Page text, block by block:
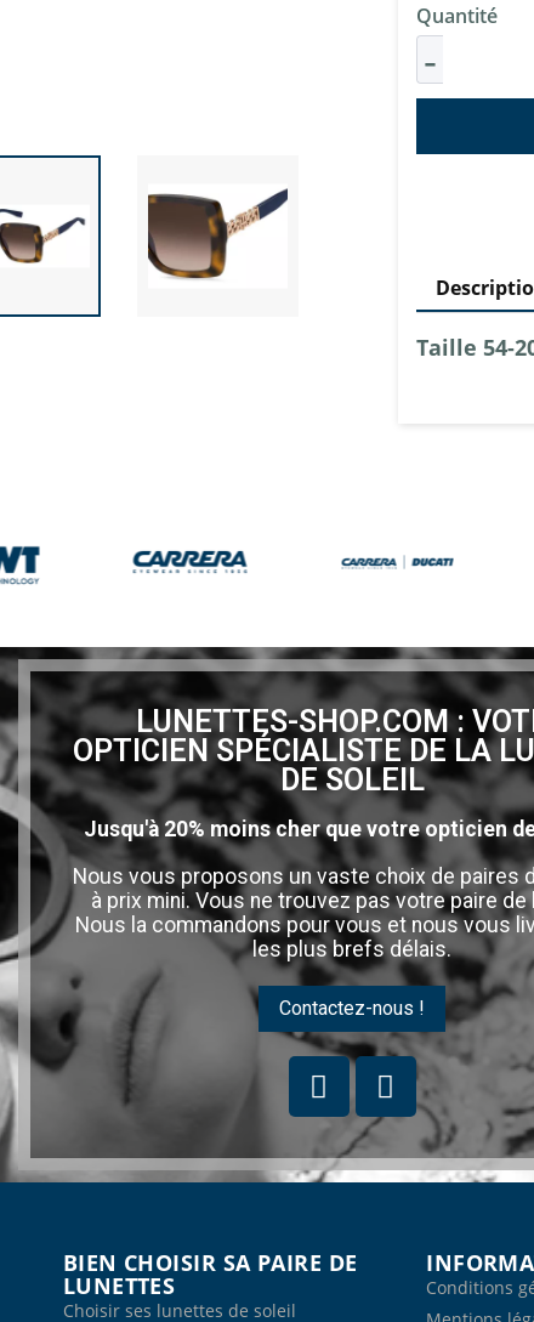
Quantité
Taille 54-
LUNETTES-SHOP.COM :
OPTICIEN SPÉCIALISTE DE LA
DE SOLEIL
Jusqu'à 20% moins cher que votre opticien
Nous vous proposons un vaste choix de paires
à prix mini. Vous ne trouvez pas votre paire de
Nous la commandons pour vous et nous vous
les plus brefs délais.
Contactez-nous !
BIEN CHOISIR SA PAIRE DE
LUNETTES
Choisir ses lunettes de soleil
Conditions